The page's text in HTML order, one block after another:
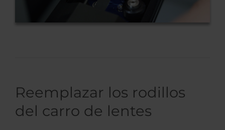
Reemplazar los rodillos
del carro de lentes